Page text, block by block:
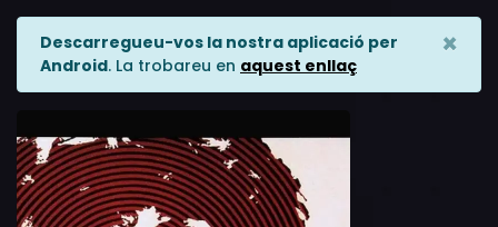
Descarregueu-vos la nostra aplicació per
Android. La trobareu en aquest enllaç
×